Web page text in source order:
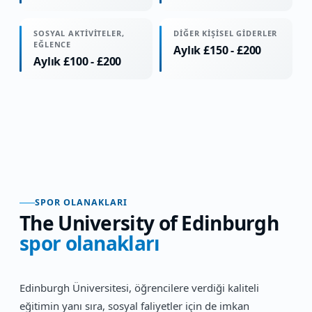
SOSYAL AKTIVITELER,
EĞLENCE
Aylık £100 - £200
DIĞER KIŞISEL GIDERLER
Aylık £150 - £200
SPOR OLANAKLARI
The University of Edinburgh
spor olanakları
Edinburgh Üniversitesi, öğrencilere verdiği kaliteli
eğitimin yanı sıra, sosyal faliyetler için de imkan